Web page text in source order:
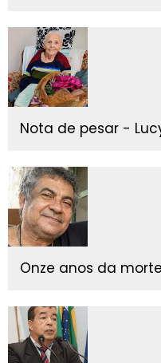
Nota de pesar -
Onze anos da